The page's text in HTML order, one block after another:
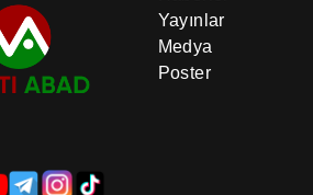
Yayınlar
Medya
Poster